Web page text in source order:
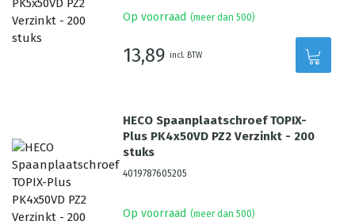
Op voorraad (meer dan 500)
13,89 incl. BTW
HECO Spaanplaatschroef TOPIX-
Plus PK4x50VD PZ2 Verzinkt - 200
stuks
4019787605205
Op voorraad (meer dan 500)